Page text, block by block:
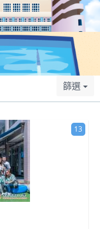
篩選
13